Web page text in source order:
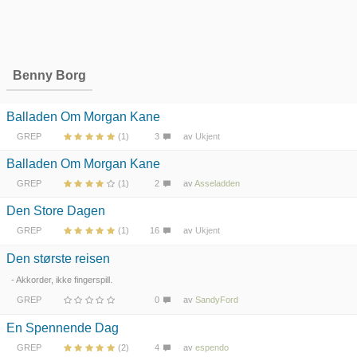
Benny Borg
Balladen Om Morgan Kane
GREP (1) 3 av Ukjent
Balladen Om Morgan Kane
GREP (1) 2 avAsseladden
Den Store Dagen
GREP (1) 16 av Ukjent
Den største reisen
- Akkorder, ikke fingerspill.
GREP 0 av SandyFord
En Spennende Dag
GREP (2) 4 av espendo